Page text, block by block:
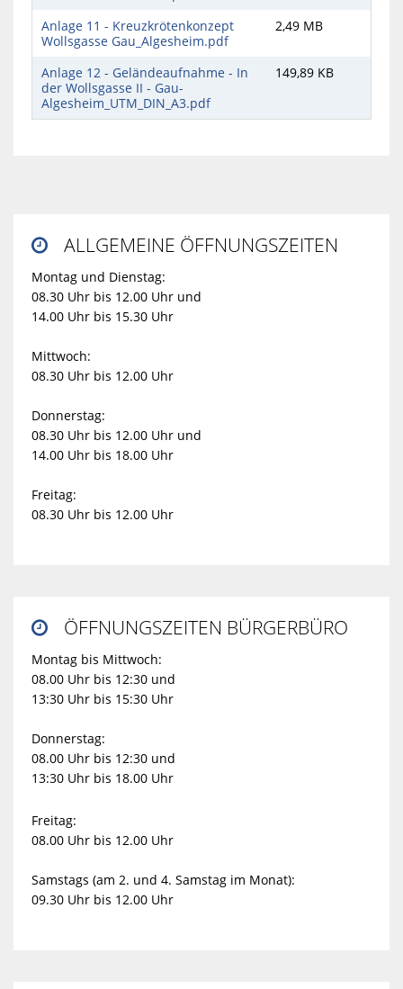
Anlage 11 - Kreuzkrötenkonzept
Wollsgasse Gau_Algesheim.pdf
2,49 MB
Anlage 12 - Geländeaufnahme - In
der Wollsgasse II - Gau-
Algesheim_UTM_DIN_A3.pdf
149,89 KB
 ALLGEMEINE ÖFFNUNGSZEITEN
Montag und Dienstag:
08.30 Uhr bis 12.00 Uhr und
14.00 Uhr bis 15.30 Uhr
Mittwoch:
08.30 Uhr bis 12.00 Uhr
Donnerstag:
08.30 Uhr bis 12.00 Uhr und
14.00 Uhr bis 18.00 Uhr
Freitag:
08.30 Uhr bis 12.00 Uhr
 ÖFFNUNGSZEITEN BÜRGERBÜRO
Montag bis Mittwoch:
08.00 Uhr bis 12:30 und
13:30 Uhr bis 15:30 Uhr
Donnerstag:
08.00 Uhr bis 12:30 und
13:30 Uhr bis 18.00 Uhr
Freitag:
08.00 Uhr bis 12.00 Uhr
Samstags (am 2. und 4. Samstag im Monat):
09.30 Uhr bis 12.00 Uhr